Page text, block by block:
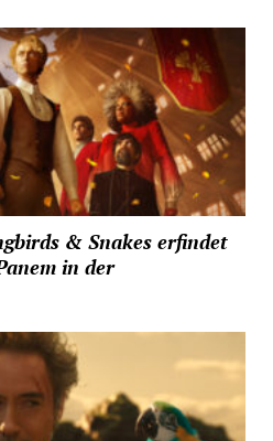
& Snakes erfindet
in der